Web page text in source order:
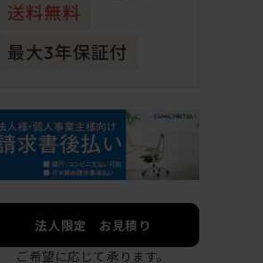
法人限定 お見積り
ご希望に応じて承ります。